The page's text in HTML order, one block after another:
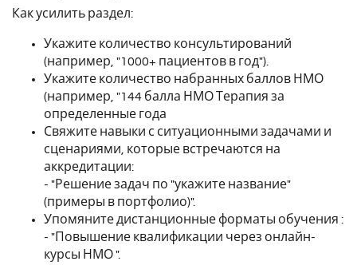
Как усилить раздел:
Укажите количество консультирований
(например, "1000+ пациентов в год").
Укажите количество набранных баллов НМО
(например, "144 балла НМО Терапия за
определенные года
Свяжите навыки с ситуационными задачами и
сценариями, которые встречаются на
аккредитации:
- "Решение задач по "укажите название"
(примеры в портфолио)".
Упомяните дистанционные форматы обучения :
- "Повышение квалификации через онлайн-
курсы НМО ".